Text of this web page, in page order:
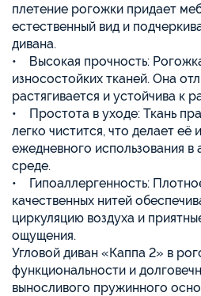
плетение рогожки придает
естественный вид и
дивана.
• Высокая прочность:
износостойких тканей. Она
растягивается и устойчива к
• Простота в уходе: Ткань
легко чистится, что делает её
ежедневного использования
среде.
• Гипоаллергенность:
качественных нитей
циркуляцию воздуха и
ощущения.
Угловой диван «Каппа 2» в
функциональности и
выносливого пружинного